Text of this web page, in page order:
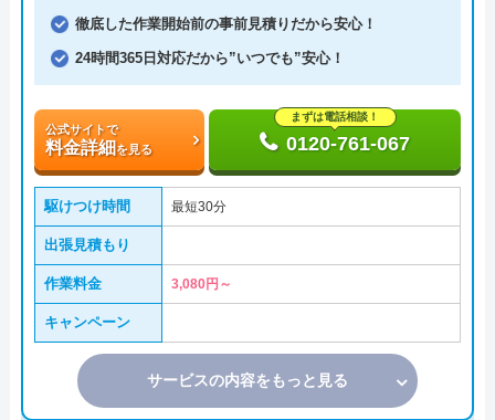
徹底した作業開始前の事前見積りだから安心！
24時間365日対応だから”いつでも”安心！
公式サイトで
料金詳細を見る
まずは電話相談！
0120-761-067
駆けつけ時間 最短30分
出張見積もり
作業料金 3,080円～
キャンペーン
サービスの内容をもっと見る